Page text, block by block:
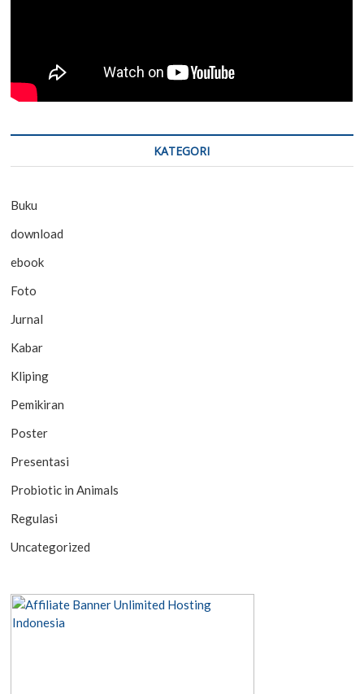
KATEGORI
Buku
download
ebook
Foto
Jurnal
Kabar
Kliping
Pemikiran
Poster
Presentasi
Probiotic in Animals
Regulasi
Uncategorized